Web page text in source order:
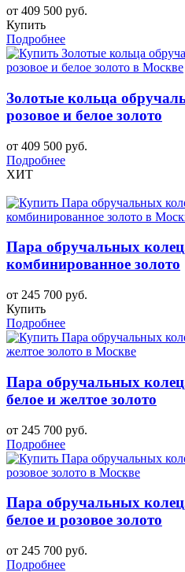
от 409 500 руб.
Купить
Подробнее
Золотые кольца
розовое и белое золото
от 409 500 руб.
Подробнее
ХИТ
Пара обручальных
комбинированное золото
от 245 700 руб.
Купить
Подробнее
Пара обручальных
белое и желтое золото
от 245 700 руб.
Подробнее
Пара обручальных
белое и розовое золото
от 245 700 руб.
Подробнее